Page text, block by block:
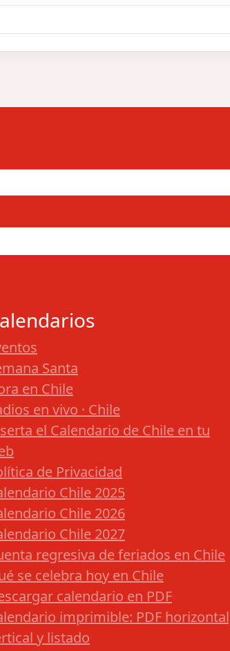
Santa
en Chile
en vivo · Chile
el Calendario de Chile en tu
de Privacidad
Chile 2025
Chile 2026
Chile 2027
regresiva de feriados en Chile
se celebra hoy en Chile
calendario en PDF
imprimible: PDF
y listado